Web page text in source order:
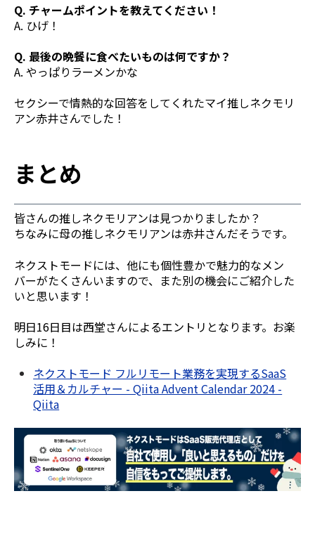
Q. チャームポイントを教えてください！
A. ひげ！
Q. 最後の晩餐に食べたいものは何ですか？
A. やっぱりラーメンかな
セクシーで情熱的な回答をしてくれたマイ推しネクモリ
アン赤井さんでした！
まとめ
皆さんの推しネクモリアンは見つかりましたか？
ちなみに母の推しネクモリアンは赤井さんだそうです。
ネクストモードには、他にも個性豊かで魅力的なメン
バーがたくさんいますので、また別の機会にご紹介した
いと思います！
明日16日目は西堂さんによるエントリとなります。お楽
しみに！
ネクストモード フルリモート業務を実現するSaaS
活用＆カルチャー - Qiita Advent Calendar 2024 -
Qiita